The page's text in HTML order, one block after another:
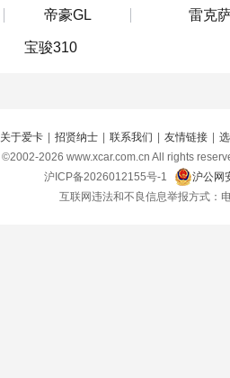
帝豪GL 雷克
宝骏310
关于爱卡 招贤纳士 联系我们 友情链接
©2002-2026 www.xcar.com.cn All rights
沪ICP备2026012155号-1
沪公网
互联网违法和不良信息举报方式：